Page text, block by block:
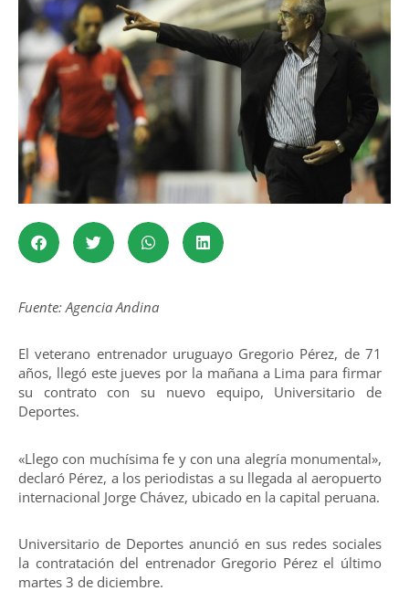
Fuente: Agencia Andina
El veterano entrenador uruguayo Gregorio Pérez, de 71
años, llegó este jueves por la mañana a Lima para firmar
su contrato con su nuevo equipo, Universitario de
Deportes.
«Llego con muchísima fe y con una alegría monumental»,
declaró Pérez, a los periodistas a su llegada al aeropuerto
internacional Jorge Chávez, ubicado en la capital peruana.
Universitario de Deportes anunció en sus redes sociales
la contratación del entrenador Gregorio Pérez el último
martes 3 de diciembre.